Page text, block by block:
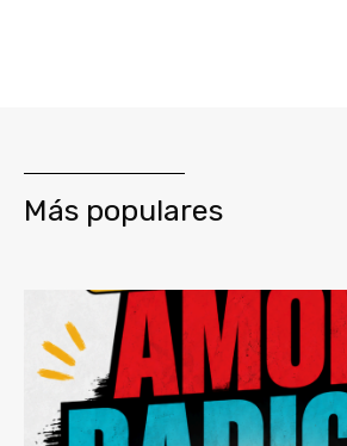
Más populares